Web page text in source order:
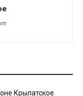
Крылатское